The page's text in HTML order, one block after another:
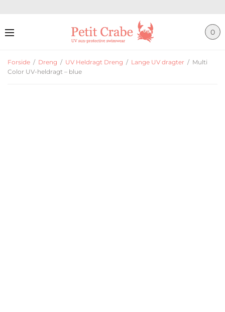
0
Forside / Dreng / UV Heldragt Dreng / Lange UV dragter / Multi
Color UV-heldragt – blue